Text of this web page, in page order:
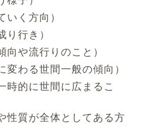
いく方向）
り行き）
向や流行りのこと）
変わる世間一般の傾向）
時的に世間に広まるこ
性質が全体としてある方